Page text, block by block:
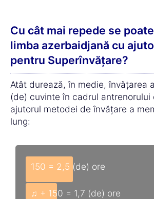
Cu cât mai repede se
limba azerbaidjană cu
pentru Superînvățare?
Atât durează, în medie, învățarea
(de) cuvinte în cadrul antrenorului
ajutorul metodei de învățare a
lung:
150 = 2,5 (de) ore
♫ + 150 = 1,7 (de) ore